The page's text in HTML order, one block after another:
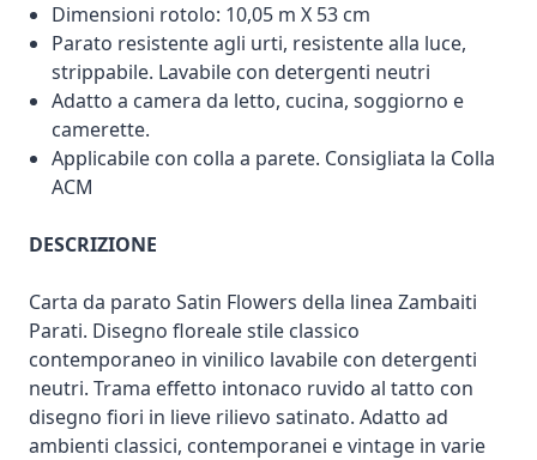
Dimensioni rotolo: 10,05 m X 53 cm
Parato resistente agli urti, resistente alla luce,
strippabile. Lavabile con detergenti neutri
Adatto a camera da letto, cucina, soggiorno e
camerette.
Applicabile con colla a parete. Consigliata la Colla
ACM
DESCRIZIONE
Carta da parato Satin Flowers della linea Zambaiti
Parati. Disegno floreale stile classico
contemporaneo in vinilico lavabile con detergenti
neutri. Trama effetto intonaco ruvido al tatto con
disegno fiori in lieve rilievo satinato. Adatto ad
ambienti classici, contemporanei e vintage in varie